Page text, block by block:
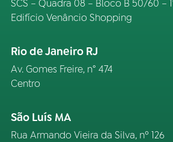
SCS – Quadra 08 – Bloco B 50/60 –
Edifício Venâncio Shopping
Rio de Janeiro RJ
Av. Gomes Freire, n° 474
Centro
São Luís MA
Rua Armando Vieira da Silva, nº 126